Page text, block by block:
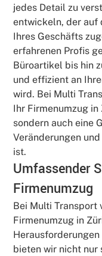
jedes Detail zu
entwickeln, der auf
Ihres Geschäfts
erfahrenen Profis
Büroartikel bis hin
und effizient an
wird. Bei Multi
Ihr Firmenumzug
sondern auch eine
Veränderungen
ist.
Umfassender
Firmenumzug
Bei Multi Transport
Firmenumzug in
bieten wir nicht nur